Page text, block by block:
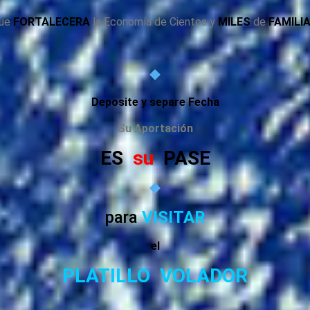
FORTALECERA la Economía de Cientos y MILES de
Deposite y separe Fecha
SuAportación
ESsuPASE
paraVISITAR
el
PLATILLO VOLADOR